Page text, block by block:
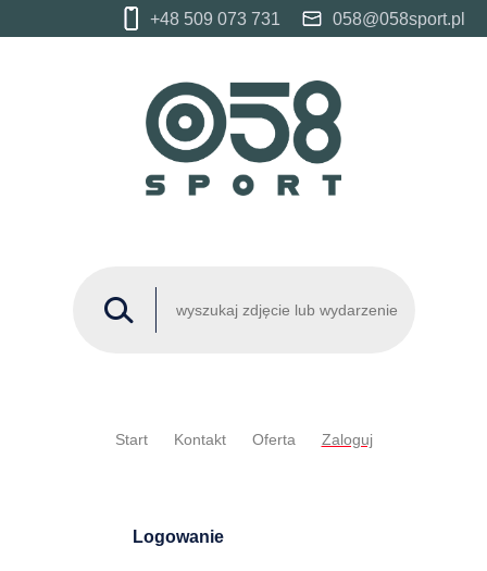
+48 509 073 731 058@058sport.pl
Start Kontakt Oferta Zaloguj
Logowanie